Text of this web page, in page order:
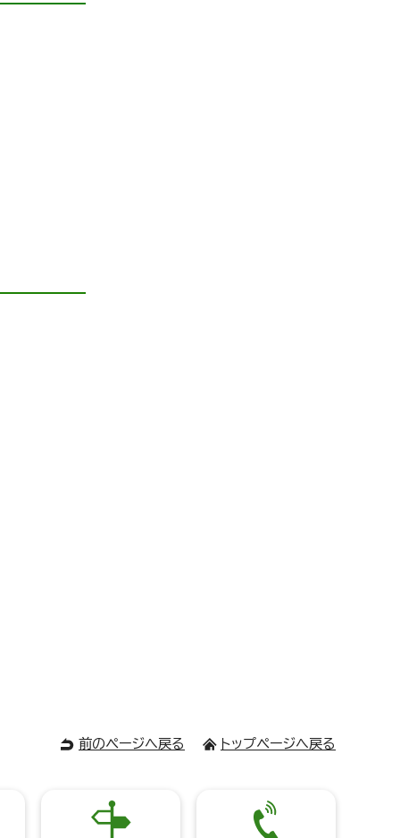
前のページへ戻る トップページへ戻る